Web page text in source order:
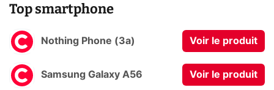
Top smartphone
Nothing Phone (3a) Voir le produit
Samsung Galaxy A56 Voir le produit